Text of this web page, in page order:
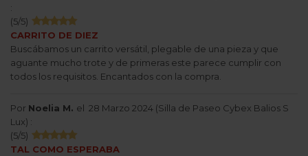
:
(5/5)
CARRITO DE DIEZ
Buscábamos un carrito versátil, plegable de una pieza y que
aguante mucho trote y de primeras este parece cumplir con
todos los requisitos. Encantados con la compra.
Por Noelia M. el 28 Marzo 2024 (Silla de Paseo Cybex Balios S
Lux) :
(5/5)
TAL COMO ESPERABA